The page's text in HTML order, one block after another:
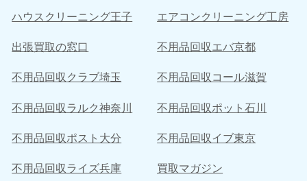
ハウスクリーニング王子 エアコンクリーニング工房
出張買取の窓口 不用品回収エバ京都
不用品回収クラブ埼玉 不用品回収コール滋賀
不用品回収ラルク神奈川 不用品回収ポット石川
不用品回収ポスト大分 不用品回収イブ東京
不用品回収ライズ兵庫 買取マガジン